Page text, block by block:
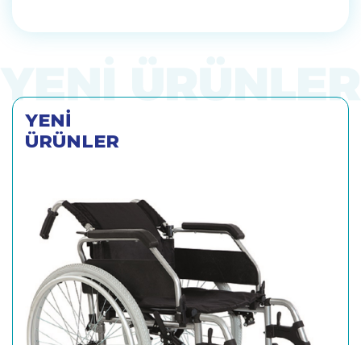
YENİ
ÜRÜNLER